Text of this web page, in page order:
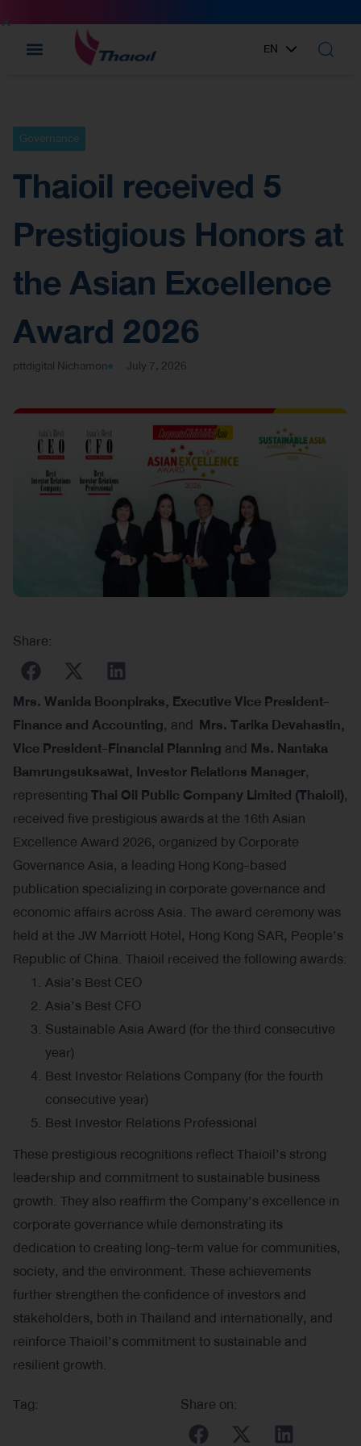
EN
TH
Governance
Thaioil received 5
Prestigious Honors at
the Asian Excellence
Award 2026
pttdigital Nichamon July 7, 2026
Share:
Mrs. Wanida Boonpiraks, Executive Vice President-
Finance and Accounting, and Mrs. Tarika Devahastin,
Vice President-Financial Planning and Ms. Nantaka
Bamrungsuksawat, Investor Relations Manager,
representingThai Oil Public Company Limited (Thaioil),
received five prestigious awards at the 16th Asian
Excellence Award 2026, organized by Corporate
Governance Asia, a leading Hong Kong-based
publication specializing in corporate governance and
economic affairs across Asia. The award ceremony was
held at the JW Marriott Hotel, Hong Kong SAR, People’s
Republic of China. Thaioil received the following awards:
Asia’s Best CEO
Asia’s Best CFO
Sustainable Asia Award (for the third consecutive
year)
Best Investor Relations Company (for the fourth
consecutive year)
Best Investor Relations Professional
These prestigious recognitions reflect Thaioil’s strong
leadership and commitment to sustainable business
growth. They also reaffirm the Company’s excellence in
corporate governance while demonstrating its
dedication to creating long-term value for communities,
society, and the environment. These achievements
further strengthen the confidence of investors and
stakeholders, both in Thailand and internationally, and
reinforce Thaioil’s commitment to sustainable and
resilient growth.
Tag:
Share on: